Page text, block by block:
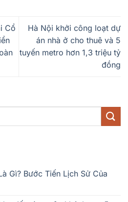
Cổ
Hà Nội khởi công loạt dự
án nhà ở cho thuê và 5
tuyến metro hơn 1,3 triệu tỷ
đồng
Gì? Bước Tiến Lịch Sử Của